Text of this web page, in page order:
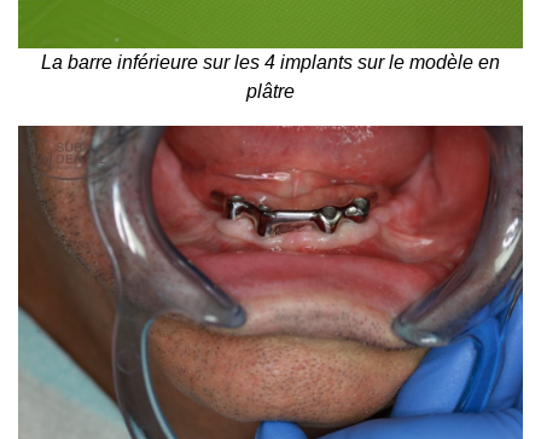
La barre inférieure sur les 4 implants sur le modèle en
plâtre